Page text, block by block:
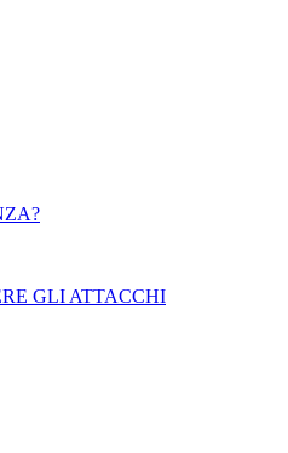
GLI ATTACCHI